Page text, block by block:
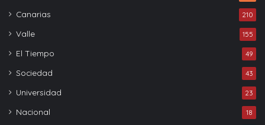
Canarias 210
Valle 155
El Tiempo 49
Sociedad 43
Universidad 23
Nacional 18